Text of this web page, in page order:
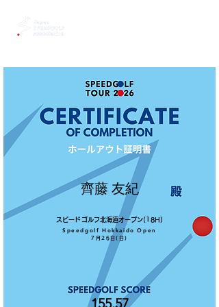
齊藤 友紀
スピードゴルフ北海道オープン(18H)
Speedgolf Hokkaido Open
7月26日(日)
155.57